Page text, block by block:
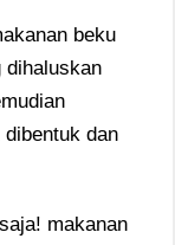
beku
dihaluskan
dan
makanan